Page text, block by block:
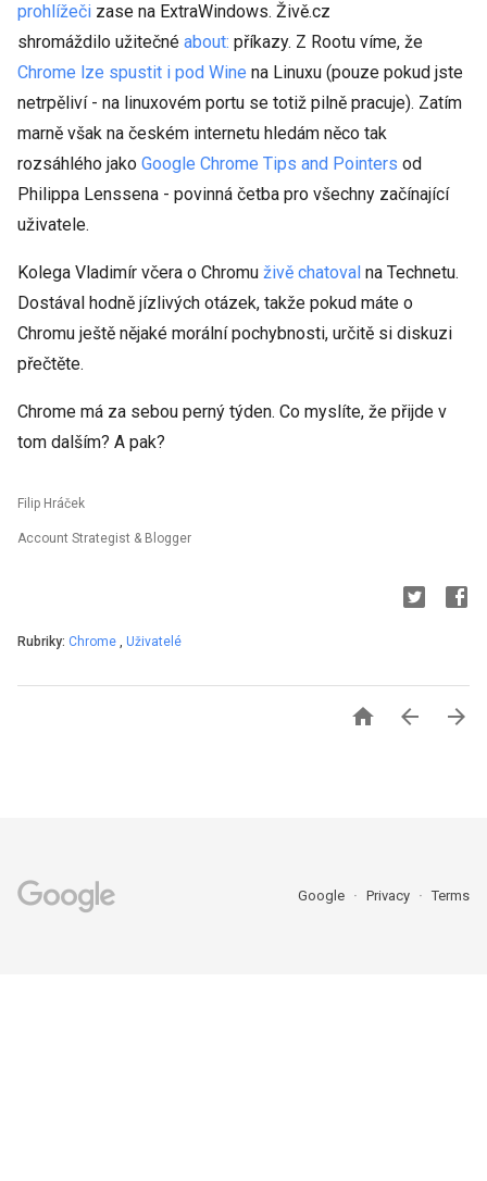
prohlížeči zase na ExtraWindows. Živě.cz
shromáždilo užitečné about: příkazy. Z Rootu víme, že
Chrome lze spustit i pod Wine na Linuxu (pouze pokud jste
netrpěliví - na linuxovém portu se totiž pilně pracuje). Zatím
marně však na českém internetu hledám něco tak
rozsáhlého jako Google Chrome Tips and Pointers od
Philippa Lenssena - povinná četba pro všechny začínající
uživatele.
Kolega Vladimír včera o Chromu živě chatoval na Technetu.
Dostával hodně jízlivých otázek, takže pokud máte o
Chromu ještě nějaké morální pochybnosti, určitě si diskuzi
přečtěte.
Chrome má za sebou perný týden. Co myslíte, že přijde v
tom dalším? A pak?
Filip Hráček
Account Strategist & Blogger
Rubriky: Chrome , Uživatelé
  
Google Privacy Terms